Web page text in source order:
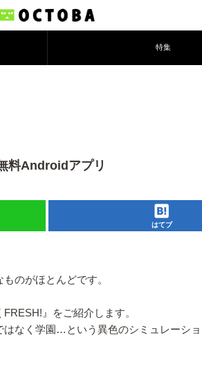
特集
料Androidアプリ
はてブ
のがほとんどです。
』をご紹介します。
はなく学園…という異色のシミュレーシ